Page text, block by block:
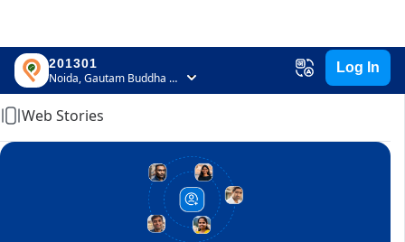
201301
Noida, Gautam Buddha Nagar, Uttar Pradesh
Log In
Home
Web Stories